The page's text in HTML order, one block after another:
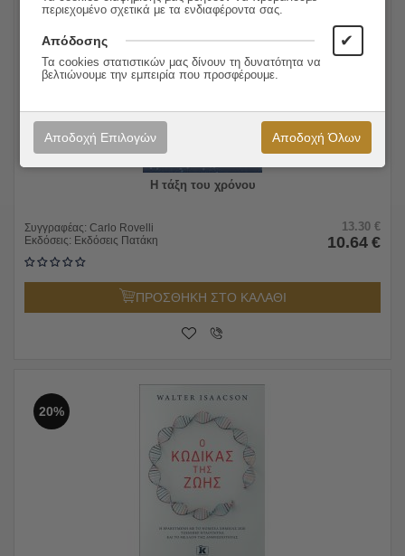
20%
Η τάξη του χρόνου
Συγγραφέας: Carlo Rovelli
Εκδόσεις: Εκδόσεις Πατάκη
13.30 €
10.64 €
ΠΡΟΣΘΗΚΗ ΣΤΟ ΚΑΛΑΘΙ
20%
περιεχομένο σχετικά με τα ενδιαφέροντα σας.
Απόδοσης ✔
Τα cookies στατιστικών μας δίνουν τη δυνατότητα να
βελτιώνουμε την εμπειρία που προσφέρουμε.
Αποδοχή Επιλογών Αποδοχή Όλων